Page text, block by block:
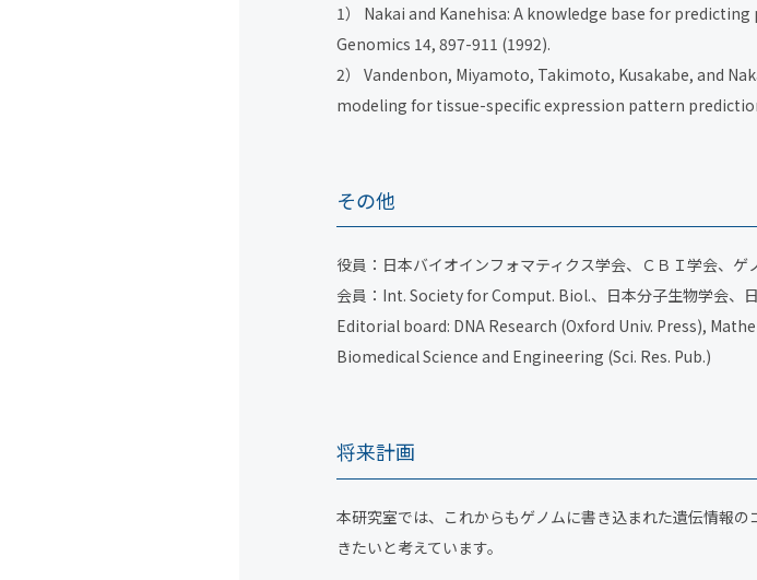
1） Nakai and Kanehisa: A knowledge base for
Genomics 14, 897-911 (1992).
2） Vandenbon, Miyamoto, Takimoto, Kusakabe, and
modeling for tissue-specific expression pattern
その他
役員：日本バイオインフォマティクス学会、ＣＢＩ学会、ゲ
会員：Int. Society for Comput. Biol.、日本分子生物学会、
Editorial board: DNA Research (Oxford Univ. Press),
Biomedical Science and Engineering (Sci. Res. Pub.)
将来計画
本研究室では、これからもゲノムに書き込まれた遺伝情報
きたいと考えています。